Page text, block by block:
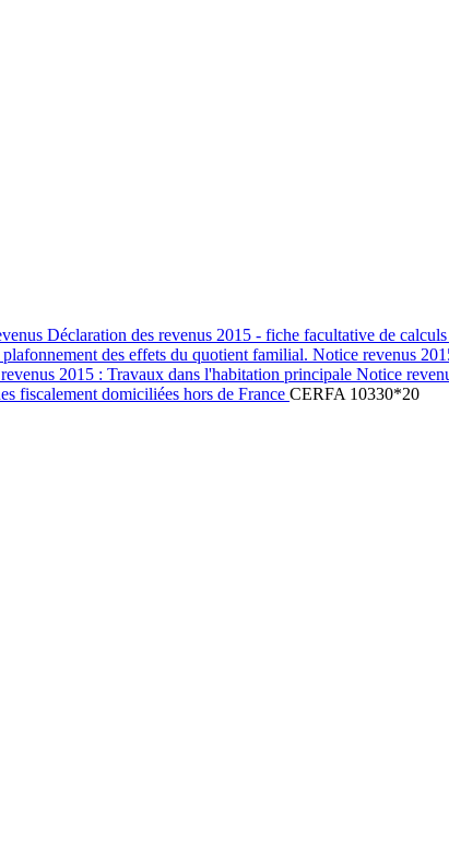
Déclaration des revenus 2015 - fiche facultative de
des effets du quotient familial. Notice revenus
2015 : Travaux dans l'habitation principale Notice
fiscalement domiciliées hors de France CERFA 10330*20